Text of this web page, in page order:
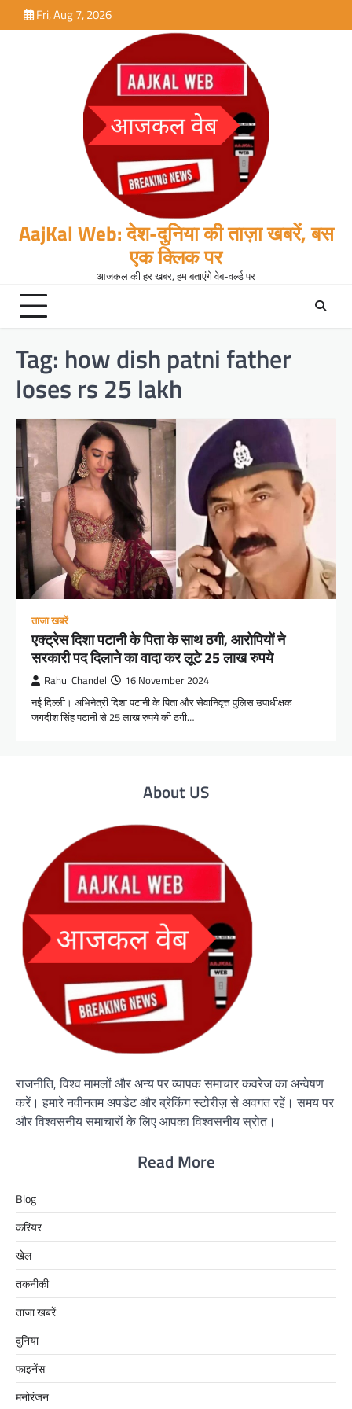
to
Fri, Aug 7, 2026
AajKal Web: देश-दुनिया की ताज़ा खबरें, बस
एक क्लिक पर
आजकल की हर खबर, हम बताएंगे वेब-वर्ल्ड पर
Tag: how dish patni father
loses rs 25 lakh
ताजा खबरें
एक्ट्रेस दिशा पटानी के पिता के साथ ठगी, आरोपियों ने
सरकारी पद दिलाने का वादा कर लूटे 25 लाख रुपये
Rahul Chandel 16 November 2024
नई दिल्ली। अभिनेत्री दिशा पटानी के पिता और सेवानिवृत्त पुलिस उपाधीक्षक
जगदीश सिंह पटानी से 25 लाख रुपये की ठगी…
About US
राजनीति, विश्व मामलों और अन्य पर व्यापक समाचार कवरेज का अन्वेषण
करें। हमारे नवीनतम अपडेट और ब्रेकिंग स्टोरीज़ से अवगत रहें। समय पर
और विश्वसनीय समाचारों के लिए आपका विश्वसनीय स्रोत।
Read More
Blog
करियर
खेल
तकनीकी
ताजा खबरें
दुनिया
फाइनेंस
मनोरंजन